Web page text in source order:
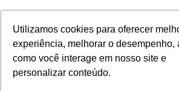
Utilizamos cookies para oferecer
experiência, melhorar o desempenho,
como você interage em nosso site e
personalizar conteúdo.
conteúdo